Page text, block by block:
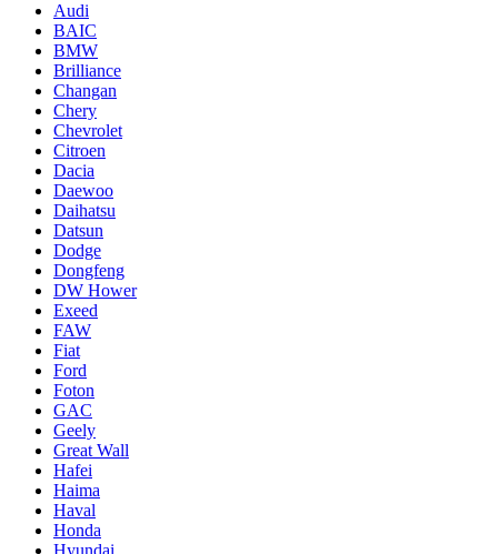
Audi
BAIC
BMW
Brilliance
Changan
Chery
Chevrolet
Citroen
Dacia
Daewoo
Daihatsu
Datsun
Dodge
Dongfeng
DW Hower
Exeed
FAW
Fiat
Ford
Foton
GAC
Geely
Great Wall
Hafei
Haima
Haval
Honda
Hyundai